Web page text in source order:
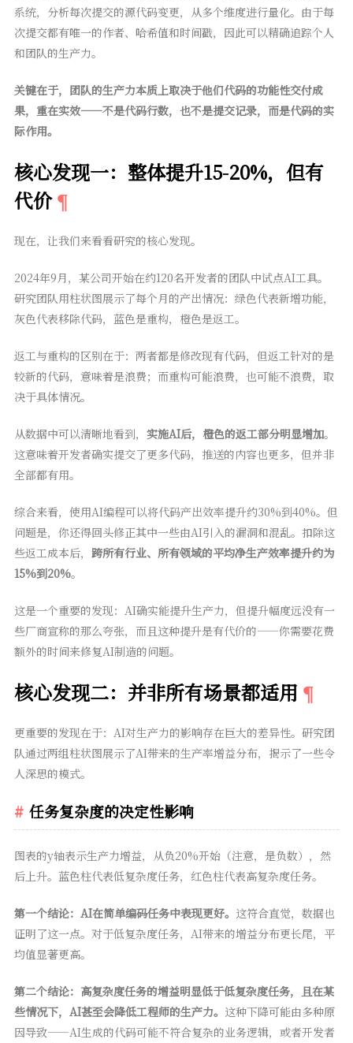
系统，分析每次提交的源代码变更，从多个维度进行量化。由于每
次提交都有唯一的作者、哈希值和时间戳，因此可以精确追踪个人
和团队的生产力。
关键在于，团队的生产力本质上取决于他们代码的功能性交付成
果，重在实效——不是代码行数，也不是提交记录，而是代码的实
际作用。
核心发现一：整体提升15-20%，但有
代价
现在，让我们来看看研究的核心发现。
2024年9月，某公司开始在约120名开发者的团队中试点AI工具。
研究团队用柱状图展示了每个月的产出情况：绿色代表新增功能，
灰色代表移除代码，蓝色是重构，橙色是返工。
返工与重构的区别在于：两者都是修改现有代码，但返工针对的是
较新的代码，意味着是浪费；而重构可能浪费，也可能不浪费，取
决于具体情况。
从数据中可以清晰地看到， 实施AI后，橙色的返工部分明显增加。
这意味着开发者确实提交了更多代码，推送的内容也更多，但并非
全部都有用。
综合来看，使用AI编程可以将代码产出效率提升约30%到40%。但
问题是，你还得回头修正其中一些由AI引入的漏洞和混乱。扣除这
些返工成本后， 跨所有行业、所有领域的平均净生产效率提升约为
15%到20%。
这是一个重要的发现：AI确实能提升生产力，但提升幅度远没有一
些厂商宣称的那么夸张，而且这种提升是有代价的——你需要花费
额外的时间来修复AI制造的问题。
核心发现二：并非所有场景都适用
更重要的发现在于：AI对生产力的影响存在巨大的差异性。研究团
队通过两组柱状图展示了AI带来的生产率增益分布，揭示了一些令
人深思的模式。
任务复杂度的决定性影响
图表的y轴表示生产力增益，从负20%开始（注意，是负数），然
后上升。蓝色柱代表低复杂度任务，红色柱代表高复杂度任务。
第一个结论：AI在简单编码任务中表现更好。 这符合直觉，数据也
证明了这一点。对于低复杂度任务，AI带来的增益分布更长尾，平
均值显著更高。
第二个结论：高复杂度任务的增益明显低于低复杂度任务，且在某
些情况下，AI甚至会降低工程师的生产力。 这种下降可能由多种原
因导致——AI生成的代码可能不符合复杂的业务逻辑，或者开发者